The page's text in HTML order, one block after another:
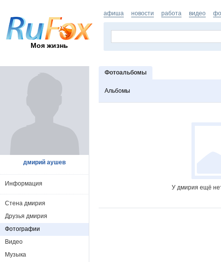
Моя жизнь
афиша новости работа видео
Фотоальбомы
Альбомы
У дмирия ещё
дмирий аушев
Информация
Стена дмирия
Друзья дмирия
Фотографии
Видео
Музыка